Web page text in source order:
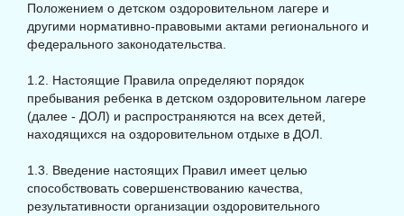
Положением о детском оздоровительном лагере и
другими нормативно-правовыми актами регионального и
федерального законодательства.
1.2. Настоящие Правила определяют порядок
пребывания ребенка в детском оздоровительном лагере
(далее - ДОЛ) и распространяются на всех детей,
находящихся на оздоровительном отдыхе в ДОЛ.
1.3. Введение настоящих Правил имеет целью
способствовать совершенствованию качества,
результативности организации оздоровительного